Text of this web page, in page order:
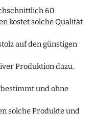
60
kostet solche Qualität
auf den günstigen
Produktion dazu.
und ohne
solche Produkte und